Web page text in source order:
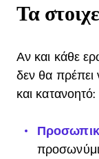
Τα
Αν και κάθε
δεν θα πρέπει
και κατανοητό: